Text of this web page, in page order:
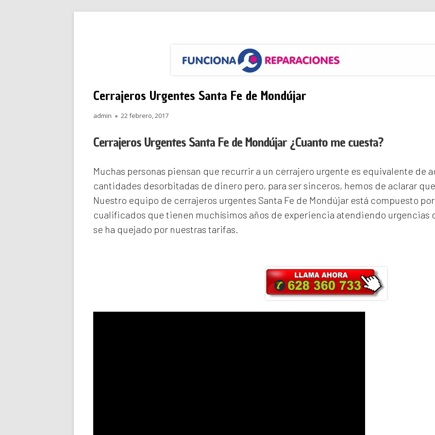
Cerrajeros Urgentes Santa Fe de Mondújar
Autor
admin
Publicado
22 febrero, 2017
Cerrajeros Urgentes Santa Fe de Mondújar ¿Cuanto me cuesta?
Muchas personas piensan que recurrir a un cerrajero urgente es equivalente de
cantidades desorbitadas de dinero pero, para ser sinceros, hemos de aclarar
Nuestro equipo de cerrajeros urgentes Santa Fe de Mondújar está compuesto
cualificados que tienen muchísimos años de experiencia atendiendo urgencias
se ha quejado por nuestras tarifas.